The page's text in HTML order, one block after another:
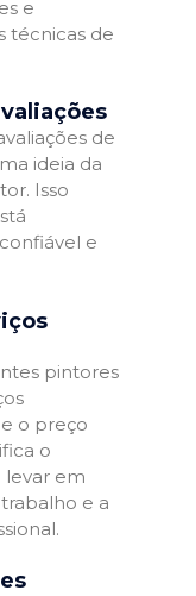
e
técnicas de
de
ideia da
Isso
e
pintores
o preço
o
levar em
e a